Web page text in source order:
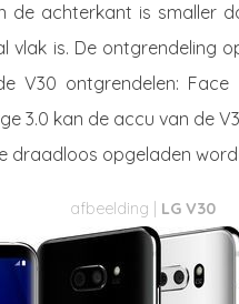
de achterkant is
vlak is. De ontgrendeling
V30 ontgrendelen: Face
3.0 kan de accu van de
draadloos opgeladen
LG V30